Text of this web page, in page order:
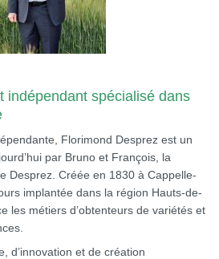
indépendant spécialisé dans
Florimond Desprez est un
par Bruno et François, la
Desprez. Créée en 1830 à Cappelle-
implantée dans la région Hauts-de-
les métiers d’obtenteurs de variétés et
d’innovation et de création